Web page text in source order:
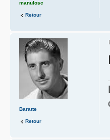
manulosc
Retour
Baratte
Retour